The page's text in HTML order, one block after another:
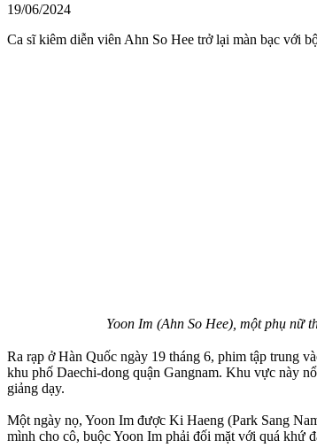
19/06/2024
Ca sĩ kiêm diễn viên Ahn So Hee trở lại màn bạc với
Yoon Im (Ahn So Hee), một phụ nữ
Ra rạp ở Hàn Quốc ngày 19 tháng 6, phim tập trung
khu phố Daechi-dong quận Gangnam. Khu vực này
giảng dạy.
Một ngày nọ, Yoon Im được Ki Haeng (Park Sang
mình cho cô, buộc Yoon Im phải đối mặt với quá khứ